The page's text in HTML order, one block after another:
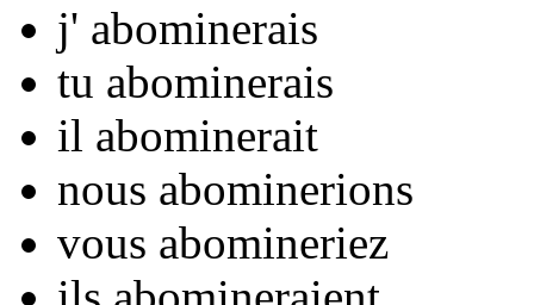
j' abominerais
tu abominerais
il abominerait
nous abominerions
vous abomineriez